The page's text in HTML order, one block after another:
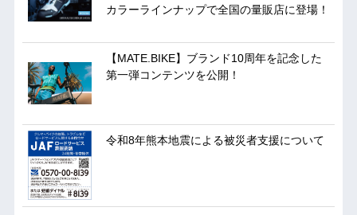
カラーラインナップで全国の量販店に登場！
【MATE.BIKE】ブランド10周年を記念した
第一弾コンテンツを公開！
令和8年熊本地震による被災者支援について